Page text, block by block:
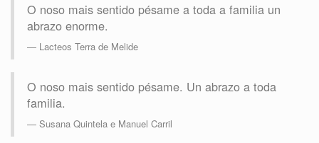
O noso mais sentido pésame a toda a familia un
abrazo enorme.
Lacteos Terra de Melide
O noso mais sentido pésame. Un abrazo a toda
familia.
Susana Quintela e Manuel Carril